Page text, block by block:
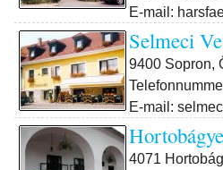
E-mail:
Selmeci
9400 Sopron,
E-mail:
4071